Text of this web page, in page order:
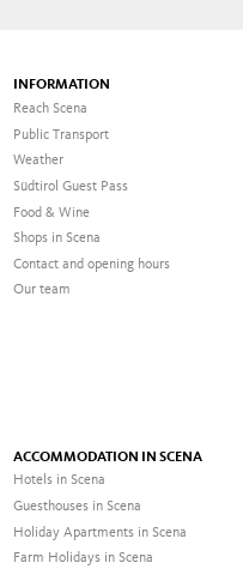
INFORMATION
Reach Scena
Public Transport
Weather
Südtirol Guest Pass
Food & Wine
Shops in Scena
Contact and opening hours
Our team
ACCOMMODATION IN SCENA
Hotels in Scena
Guesthouses in Scena
Holiday Apartments in Scena
Farm Holidays in Scena